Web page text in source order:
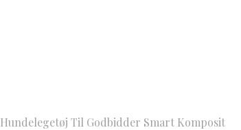
Hundelegetøj Til Godbidder Smart Komposit